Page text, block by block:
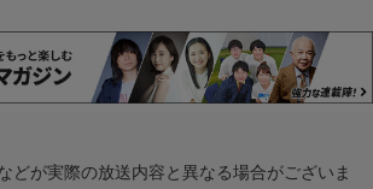
どが実際の放送内容と異なる場合がございま